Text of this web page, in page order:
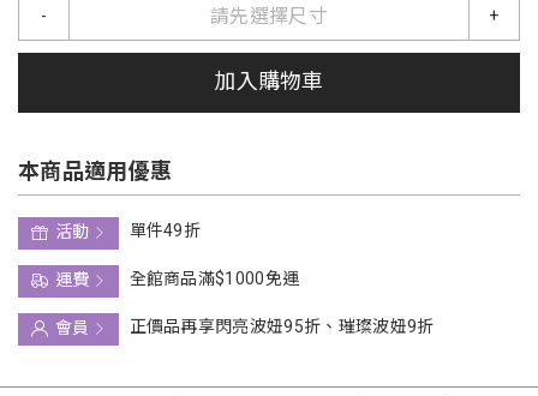
請先選擇尺寸
- +
加入購物車
本商品適用優惠
活動
單件49折
運費
全館商品滿$1000免運
會員
正價品再享閃亮波妞95折、璀璨波妞9折